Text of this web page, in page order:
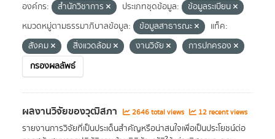
องค์กร: สำนักวิชาการ ประเภทชุดข้อมูล:
ข้อมูลระเบียน
หมวดหมู่ตามธรรมาภิบาลข้อมูล:
ข้อมูลสาธารณะ
แท็ค:
สังคม
สิ่งแวดล้อม งานวิจัย
การปกครอง
กรองผลลัพธ์
ผลงานวิจัยของวุฒิสภา 2646 total views 12 recent views
รายงานการวิจัยที่เป็นประเด็นสำคัญหรือน่าสนใจเพื่อเป็นประโยชน์ต่อ